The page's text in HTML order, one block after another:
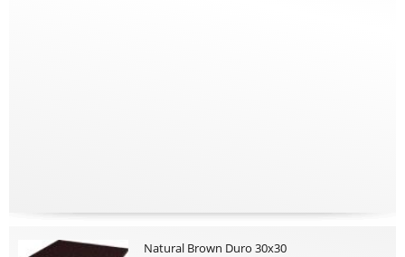
Natural Brown Duro 30x30